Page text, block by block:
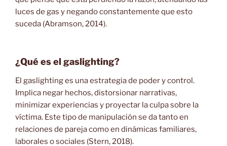
luces de gas y negando constantemente que esto
suceda (Abramson, 2014).
¿Qué es el gaslighting?
El gaslighting es una estrategia de poder y control.
Implica negar hechos, distorsionar narrativas,
minimizar experiencias y proyectar la culpa sobre la
víctima. Este tipo de manipulación se da tanto en
relaciones de pareja como en dinámicas familiares,
laborales o sociales (Stern, 2018).